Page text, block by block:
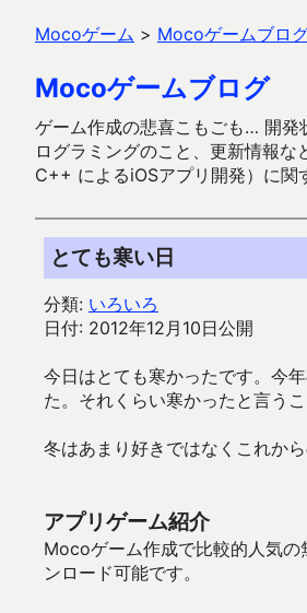
Mocoゲーム > Mocoゲームブロ
Mocoゲームブログ
ゲーム作成の悲喜こもごも… 開
ログラミングのこと、更新情報
C++ によるiOSアプリ開発）に関
とても寒い日
分類: いろいろ
日付: 2012年12月10日公開
今日はとても寒かったです。今
た。それくらい寒かったと言うこ
冬はあまり好きではなくこれか
アプリゲーム紹介
Mocoゲーム作成で比較的人気の
ンロード可能です。